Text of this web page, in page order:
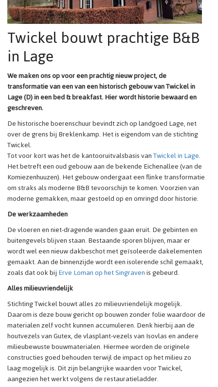
Twickel bouwt prachtige B&B
in Lage
We maken ons op voor een prachtig nieuw project, de
transformatie van een van een historisch gebouw van Twickel in
Lage (D) in een bed & breakfast. Hier wordt historie bewaard en
geschreven.
De historische boerenschuur bevindt zich op landgoed Lage, net
over de grens bij Breklenkamp. Het is eigendom van de stichting
Twickel.
Tot voor kort was het de kantooruitvalsbasis vanTwickel in Lage.
Het betreft een oud gebouw aan de bekende Eichenallee (van de
Komiezenhuuzen). Het gebouw ondergaat een flinke transformatie
om straks als moderne B&B tevoorschijn te komen. Voorzien van
moderne gemakken, maar gestoeld op en omringd door historie.
De werkzaamheden
De vloeren en niet-dragende wanden gaan eruit. De gebinten en
buitengevels blijven staan. Bestaande sporen blijven, maar er
wordt wel een nieuw dakbeschot met geïsoleerde dakelementen
gemaakt. Aan de binnenzijde wordt een isolerende schil gemaakt,
zoals dat ook bijErve Loman op het Singravenis gebeurd.
Alles milieuvriendelijk
Stichting Twickel bouwt alles zo milieuvriendelijk mogelijk.
Daarom is deze bouw gericht op bouwen zonder folie waardoor de
materialen zelf vocht kunnen accumuleren. Denk hierbij aan de
houtvezels van Gutex, de vlasplant-vezels van Isovlas en andere
milieubewuste bouwmaterialen. Hiermee worden de originele
constructies goed behouden terwijl de impact op het milieu zo
laag mogelijk is. Dit zijn belangrijke waarden voor Twickel,
aangezien het werkt volgens de restauratieladder.